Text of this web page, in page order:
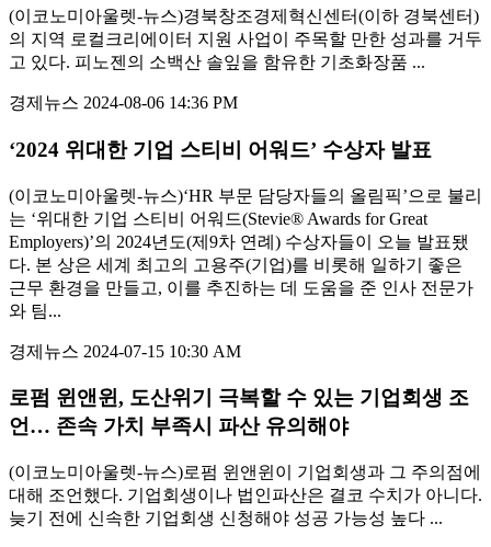
(이코노미아울렛-뉴스)경북창조경제혁신센터(이하 경북센터)
의 지역 로컬크리에이터 지원 사업이 주목할 만한 성과를 거두
고 있다. 피노젠의 소백산 솔잎을 함유한 기초화장품 ...
경제뉴스 2024-08-06 14:36 PM
‘2024 위대한 기업 스티비 어워드’ 수상자 발표
(이코노미아울렛-뉴스)‘HR 부문 담당자들의 올림픽’으로 불리
는 ‘위대한 기업 스티비 어워드(Stevie® Awards for Great
Employers)’의 2024년도(제9차 연례) 수상자들이 오늘 발표됐
다. 본 상은 세계 최고의 고용주(기업)를 비롯해 일하기 좋은
근무 환경을 만들고, 이를 추진하는 데 도움을 준 인사 전문가
와 팀...
경제뉴스 2024-07-15 10:30 AM
로펌 윈앤윈, 도산위기 극복할 수 있는 기업회생 조
언… 존속 가치 부족시 파산 유의해야
(이코노미아울렛-뉴스)로펌 윈앤윈이 기업회생과 그 주의점에
대해 조언했다. 기업회생이나 법인파산은 결코 수치가 아니다.
늦기 전에 신속한 기업회생 신청해야 성공 가능성 높다 ...